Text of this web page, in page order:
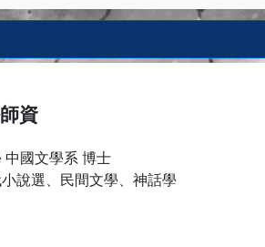
資
中國文學系 博士
說選、民間文學、神話學